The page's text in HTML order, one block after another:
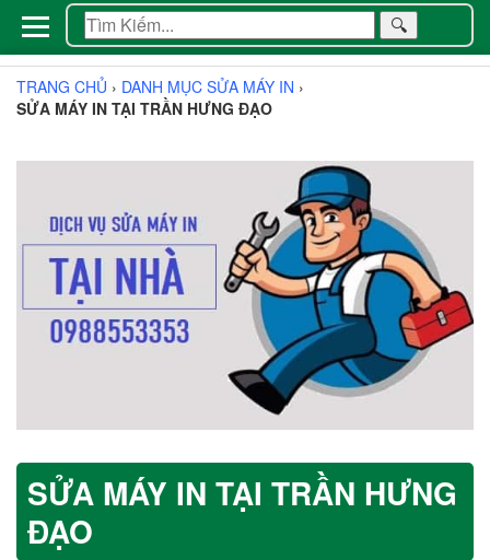
🔍
TRANG CHỦ › DANH MỤC SỬA MÁY IN ›
SỬA MÁY IN TẠI TRẦN HƯNG ĐẠO
SỬA MÁY IN TẠI TRẦN HƯNG
ĐẠO